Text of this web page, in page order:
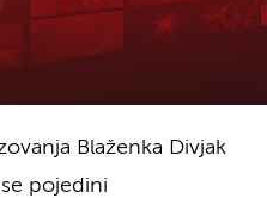
Blaženka Divjak
pojedini